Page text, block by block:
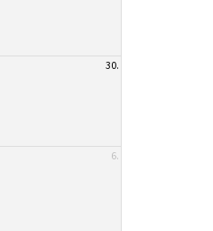
30.
6.